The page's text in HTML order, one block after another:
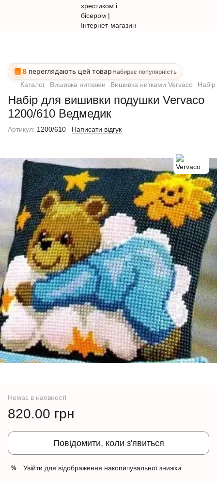
8 переглядають цей товар Набирає популярність
Каталог Вишивка нитками Вишивка нитками Vervaco
Набір для вишивки подушки Vervaco
1200/610 Ведмедик
Артикул: 1200/610 Написати відгук
Немає в наявності
820.00 грн
Повідомити, коли з'явиться
% Увійти для відображення накопичувальної знижки